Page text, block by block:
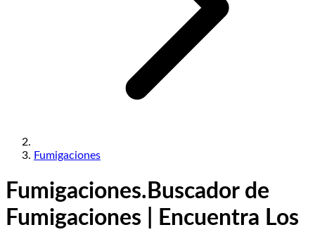
Fumigaciones
Fumigaciones. Buscador de
Fumigaciones | Encuentra Los